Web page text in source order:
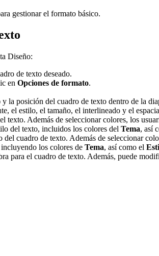
gestionar el formato básico.
Diseño:
de texto deseado.
en Opciones de formato.
y la posición del cuadro de texto dentro de la
el estilo, el tamaño, el interlineado y el
texto. Además de seleccionar colores, los
del texto, incluidos los colores del Tema, así
del cuadro de texto. Además de seleccionar
los colores de Tema, así como el
para el cuadro de texto. Además, puede